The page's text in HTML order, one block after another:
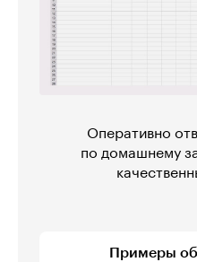
Оперативно
по домашнему
Примеры